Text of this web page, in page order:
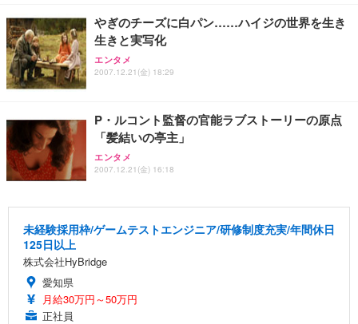
やぎのチーズに白パン……ハイジの世界を生き
生きと実写化
エンタメ
2007.12.21(金) 18:29
P・ルコント監督の官能ラブストーリーの原点
「髪結いの亭主」
エンタメ
2007.12.21(金) 16:18
未経験採用枠/ゲームテストエンジニア/研修制度充実/年間休日
125日以上
株式会社HyBridge
愛知県
月給30万円～50万円
正社員